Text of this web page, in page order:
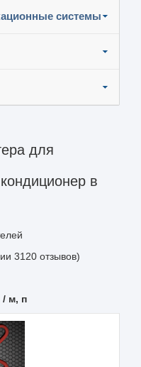
системы
для
в
3120 отзывов)
/ м, п